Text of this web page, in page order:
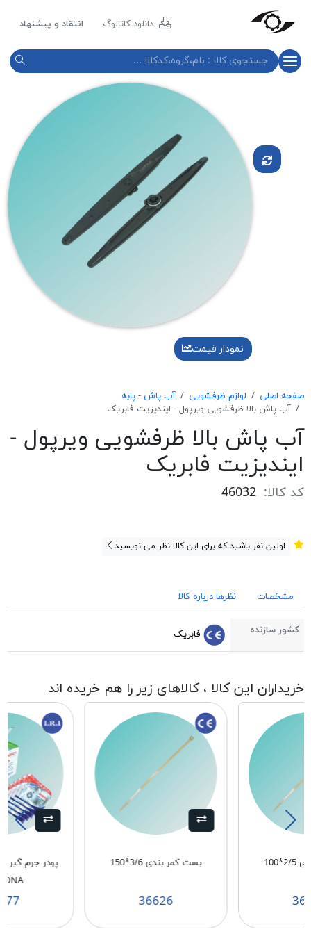
دانلود کاتالوگ انتقاد و پیشنهاد
نمودار قیمت
صفحه اصلی لوازم ظرفشویی
آب پاش - پایه
آب پاش بالا ظرفشویی ویرپول - ایندیزیت فابریک
آب پاش بالا ظرفشویی ویرپول -
ایندیزیت فابریک
کد کالا: 46032
اولین نفر باشید که برای این کالا نظر می نویسید
مشخصات نظرها درباره کالا
کشور سازنده فابریک
خریداران این کالا ، کالاهای زیر را هم خریده اند
بست کمر بندی 3/6*150
36626
پودر جرم گیر